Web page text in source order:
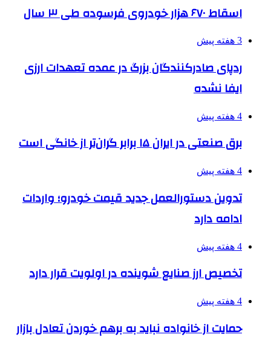
اسقاط ۶۷۰ هزار خودروی فرسوده طی ۳ سال
3 هفته پیش
ردپای صادرکنندگان بزرگ در عمده تعهدات ارزی
ایفا نشده
4 هفته پیش
برق صنعتی در ایران ۱۵ برابر گران‌تر از خانگی است
4 هفته پیش
تدوین دستورالعمل جدید قیمت خودرو؛ واردات
ادامه دارد
4 هفته پیش
تخصیص ارز صنایع شوینده در اولویت قرار دارد
4 هفته پیش
حمایت از خانواده نباید به برهم خوردن تعادل بازار